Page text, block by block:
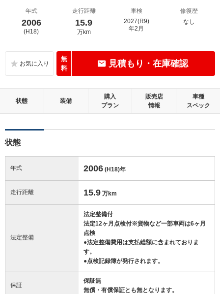
年式
2006
(H18)
走行距離
15.9
万km
車検
2027(R9)
年2月
修復歴
なし
無
料
見積もり・在庫確認
状態 装備
購入
プラン
販売店
情報
車種
スペック
状態
年式 2006 (H18)年
走行距離 15.9 万km
法定整備
法定整備付
法定12ヶ月点検付※貨物など一部車両は6ヶ月
点検
●法定整備費用は支払総額に含まれておりま
す。
●点検記録簿が発行されます。
保証
保証無
無償・有償保証とも無となります。